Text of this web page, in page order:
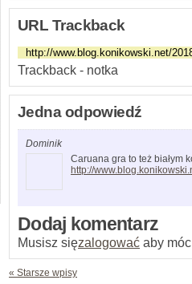
URL Trackback
Trackback - notka
Jedna odpowiedź
Dominik
Caruana gra to też białym
http://
Dodaj komentarz
Musisz sięzalogować aby
« Starsze wpisy